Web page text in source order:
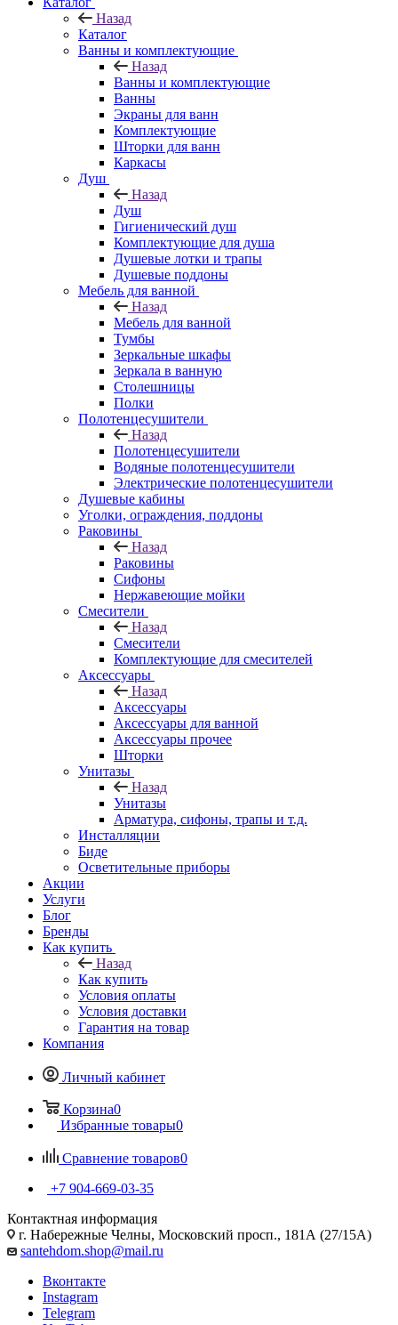
Назад
Каталог
Ванны и комплектующие
Назад
Ванны и комплектующие
Ванны
Экраны для ванн
Комплектующие
Шторки для ванн
Каркасы
Душ
Назад
Душ
Гигиенический душ
Комплектующие для душа
Душевые лотки и трапы
Душевые поддоны
Мебель для ванной
Назад
Мебель для ванной
Тумбы
Зеркальные шкафы
Зеркала в ванную
Столешницы
Полки
Полотенцесушители
Назад
Полотенцесушители
Водяные полотенцесушители
Электрические полотенцесушители
Душевые кабины
Уголки, ограждения, поддоны
Раковины
Назад
Раковины
Сифоны
Нержавеющие мойки
Смесители
Назад
Смесители
Комплектующие для смесителей
Аксессуары
Назад
Аксессуары
Аксессуары для ванной
Аксессуары прочее
Шторки
Унитазы
Назад
Унитазы
Арматура, сифоны, трапы и т.д.
Инсталляции
Биде
Осветительные приборы
Акции
Услуги
Блог
Бренды
Как купить
Назад
Как купить
Условия оплаты
Условия доставки
Гарантия на товар
Компания
Личный кабинет
Корзина0
Избранные товары0
Сравнение товаров0
+7 904-669-03-35
Контактная информация
г. Набережные Челны, Московский просп., 181А (27/15А)
santehdom.shop@mail.ru
Вконтакте
Instagram
Telegram